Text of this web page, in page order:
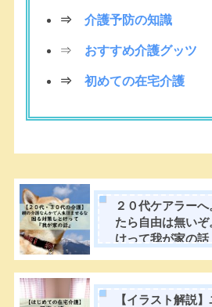
⇒介護予防の知識
⇒ おすすめ介護グッツ
⇒初めての在宅介護
２０代ケアラー
たら自由は無い
けって我が家の話
【イラスト解説